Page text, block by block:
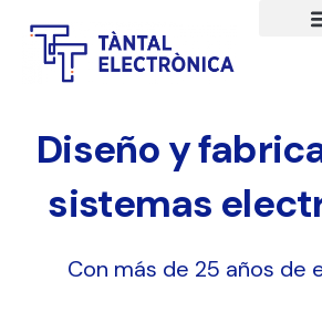
Diseño y
sistemas
Con más de 25 años de